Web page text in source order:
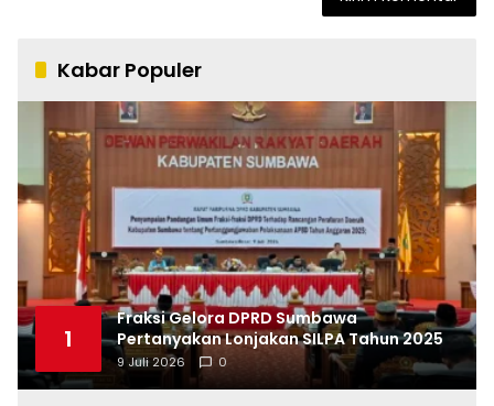
Kabar Populer
1
Fraksi Gelora DPRD Sumbawa
Pertanyakan Lonjakan SILPA Tahun 2025
9 Juli 2026 0